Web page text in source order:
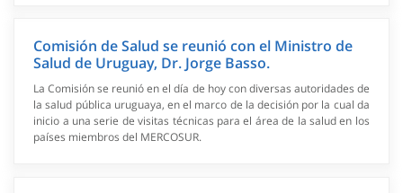
Comisión de Salud se reunió con el Ministro de
Salud de Uruguay, Dr. Jorge Basso.
La Comisión se reunió en el día de hoy con diversas autoridades de
la salud pública uruguaya, en el marco de la decisión por la cual da
inicio a una serie de visitas técnicas para el área de la salud en los
países miembros del MERCOSUR.